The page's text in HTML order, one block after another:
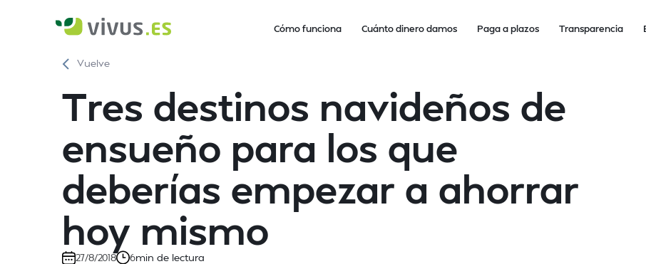
Cómo funciona Cuánto dinero damos Paga a plazos Transparencia
Vuelve
Tres destinos navideños de
ensueño para los que
deberías empezar a ahorrar
hoy mismo
27/8/2018 6min de lectura